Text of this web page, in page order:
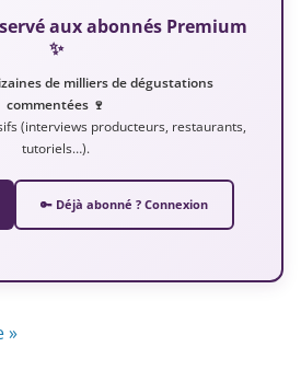
aux abonnés Premium
✨
de milliers de dégustations
commentées 🍷
(interviews producteurs, restaurants,
tutoriels…).
🔑 Déjà abonné ? Connexion
»